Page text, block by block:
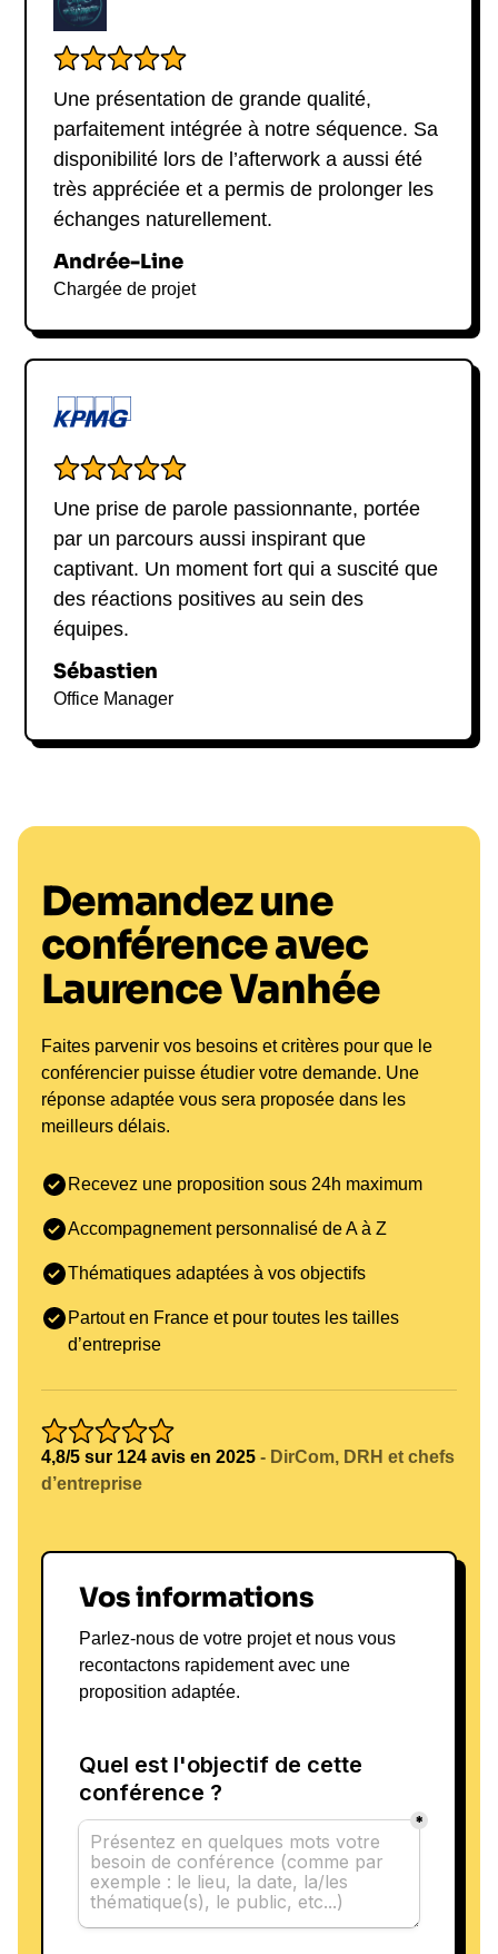
Une présentation de grande qualité,
parfaitement intégrée à notre séquence. Sa
disponibilité lors de l’afterwork a aussi été
très appréciée et a permis de prolonger les
échanges naturellement.
Andrée-Line
Chargée de projet
Une prise de parole passionnante, portée
par un parcours aussi inspirant que
captivant. Un moment fort qui a suscité que
des réactions positives au sein des
équipes.
Sébastien
Office Manager
Demandez une
conférence avec
Laurence Vanhée
Faites parvenir vos besoins et critères pour que le
conférencier puisse étudier votre demande. Une
réponse adaptée vous sera proposée dans les
meilleurs délais.
Recevez une proposition sous 24h maximum
Accompagnement personnalisé de A à Z
Thématiques adaptées à vos objectifs
Partout en France et pour toutes les tailles
d’entreprise
4,8/5 sur 124 avis en 2025 - DirCom, DRH et chefs
d’entreprise
Vos informations
Parlez-nous de votre projet et nous vous
recontactons rapidement avec une
proposition adaptée.